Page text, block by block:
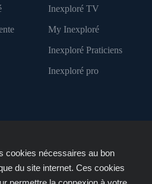
Inexploré TV
My Inexploré
Inexploré Praticiens
Inexploré pro
cookies nécessaires au bon
du site internet. Ces cookies